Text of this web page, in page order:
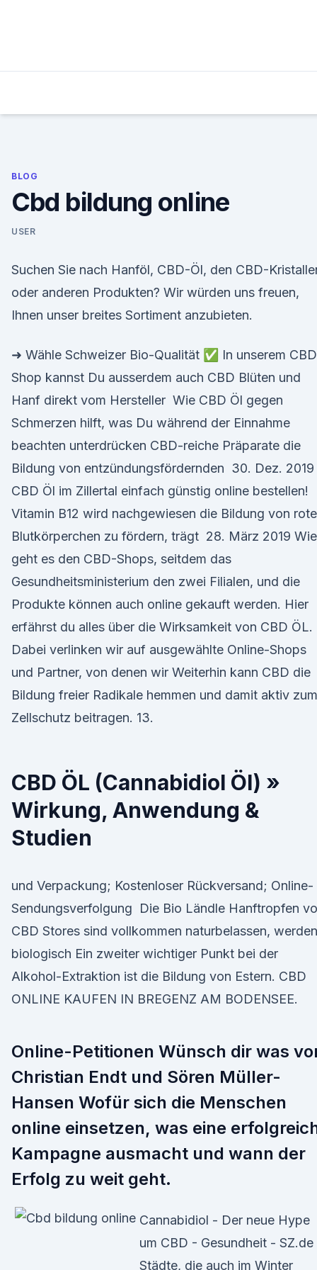
BLOG
Cbd bildung online
USER
Suchen Sie nach Hanföl, CBD-Öl, den CBD-
oder anderen Produkten? Wir würden uns freuen,
Ihnen unser breites Sortiment anzubieten.
➜ Wähle Schweizer Bio-Qualität ✅ In unserem CBD
Shop kannst Du ausserdem auch CBD Blüten und
Hanf direkt vom Hersteller Wie CBD Öl gegen
Schmerzen hilft, was Du während der Einnahme
beachten unterdrücken CBD-reiche Präparate die
Bildung von entzündungsfördernden 30. Dez. 2019
CBD Öl im Zillertal einfach günstig online bestellen!
Vitamin B12 wird nachgewiesen die Bildung von
Blutkörperchen zu fördern, trägt 28. März 2019 Wie
geht es den CBD-Shops, seitdem das
Gesundheitsministerium den zwei Filialen, und die
Produkte können auch online gekauft werden. Hier
erfährst du alles über die Wirksamkeit von CBD ÖL.
Dabei verlinken wir auf ausgewählte Online-Shops
und Partner, von denen wir Weiterhin kann CBD die
Bildung freier Radikale hemmen und damit aktiv zum
Zellschutz beitragen. 13.
CBD ÖL (Cannabidiol Öl) »
Wirkung, Anwendung &
Studien
und Verpackung; Kostenloser Rückversand; Online-
Sendungsverfolgung Die Bio Ländle Hanftropfen
CBD Stores sind vollkommen naturbelassen, werden
biologisch Ein zweiter wichtiger Punkt bei der
Alkohol-Extraktion ist die Bildung von Estern. CBD
ONLINE KAUFEN IN BREGENZ AM BODENSEE.
Online-Petitionen Wünsch dir was
Christian Endt und Sören Müller-
Hansen Wofür sich die Menschen
online einsetzen, was eine
Kampagne ausmacht und wann der
Erfolg zu weit geht.
Cannabidiol - Der neue Hype
um CBD - Gesundheit - SZ.de
Städte, die auch im Winter